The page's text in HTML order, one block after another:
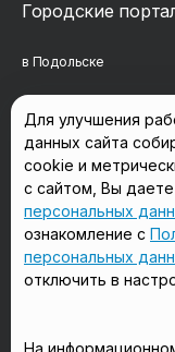
Городские
в Подольске
в Сергиевом Посаде
в Красногорске
в Домодедово
Мы в соцсетях
Для улучшения
данных сайта
cookie и
с сайтом, Вы
персональных
ознакомление с
персональных
отключить в
На